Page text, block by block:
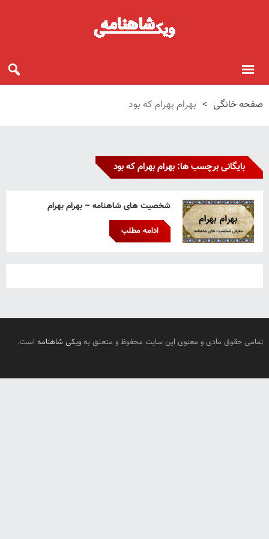
صفحه خانگی > بهرام بهرام که بود
بایگانی برچسب ها: بهرام بهرام که بود
شخصیت های شاهنامه – بهرام بهرام
ادامه مطلب
تمامی حقوق مادی و معنوی این سایت محفوظ و متعلق به ویکی شاهنامه است.